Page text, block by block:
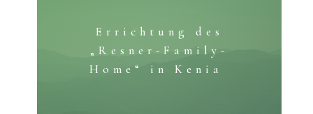
Errichtung des
„Resner-Family-
Home“ in Kenia